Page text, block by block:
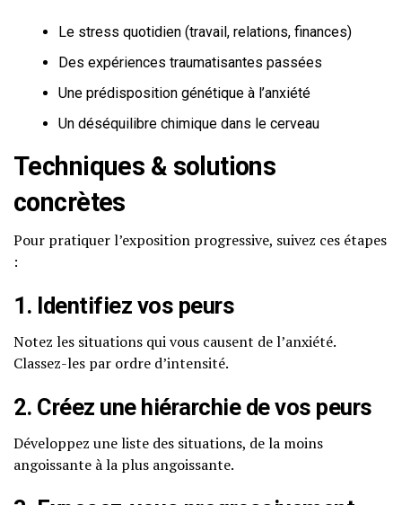
Le stress quotidien (travail, relations, finances)
Des expériences traumatisantes passées
Une prédisposition génétique à l’anxiété
Un déséquilibre chimique dans le cerveau
Techniques & solutions
concrètes
Pour pratiquer l’exposition progressive, suivez ces étapes
:
1. Identifiez vos peurs
Notez les situations qui vous causent de l’anxiété.
Classez-les par ordre d’intensité.
2. Créez une hiérarchie de vos peurs
Développez une liste des situations, de la moins
angoissante à la plus angoissante.